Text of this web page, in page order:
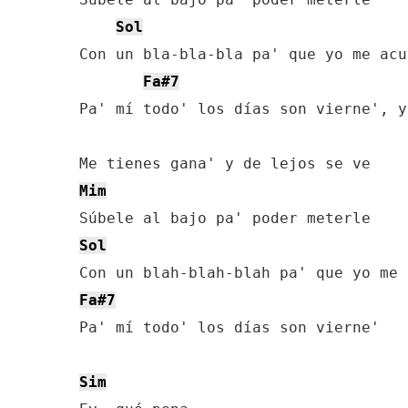
Sol
Con un bla-bla-bla pa' que yo me
Fa#7
Pa' mí todo' los días son vierne',
Mim
Sol
Fa#7
Pa' mí todo' los días son vierne'
Sim